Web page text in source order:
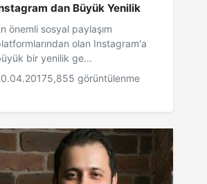
dan Büyük Yenilik
önemli sosyal paylaşım
olan Instagram'a
bir yenilik ge...
5,855 görüntülenme